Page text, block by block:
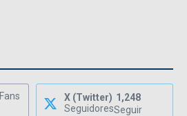
Fans
X (Twitter) 1,248
SeguidoresSeguir